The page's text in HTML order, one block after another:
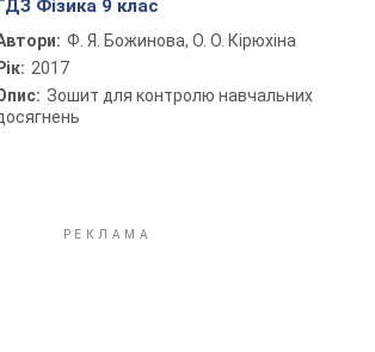
Фізика 9 клас
Ф. Я. Божинова, О. О. Кірюхіна
Рік: 2017
Зошит для контролю навчальних